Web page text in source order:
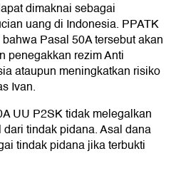
dimaknai sebagai
uang di Indonesia. PPATK
Pasal 50A tersebut akan
penegakkan rezim Anti
ataupun meningkatkan risiko
Ivan.
UU P2SK tidak melegalkan
tindak pidana. Asal dana
tindak pidana jika terbukti